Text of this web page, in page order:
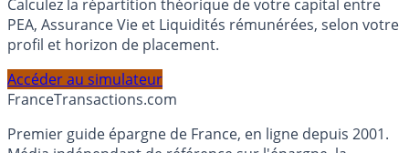
Calculez la répartition théorique de votre capital entre
PEA, Assurance Vie et Liquidités rémunérées, selon votre
profil et horizon de placement.
FranceTransactions.com